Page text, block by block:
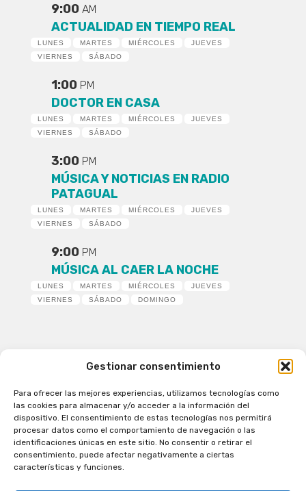
Gestionar consentimiento
Para ofrecer las mejores experiencias, utilizamos tecnologías como
las cookies para almacenar y/o acceder a la información del
dispositivo. El consentimiento de estas tecnologías nos permitirá
procesar datos como el comportamiento de navegación o las
identificaciones únicas en este sitio. No consentir o retirar el
consentimiento, puede afectar negativamente a ciertas
características y funciones.
9:00 AM
ACTUALIDAD EN TIEMPO REAL
LUNES MARTES MIÉRCOLES
JUEVES
VIERNES
SÁBADO
1:00 PM
DOCTOR EN CASA
LUNES MARTES MIÉRCOLES
JUEVES
VIERNES
SÁBADO
3:00 PM
MÚSICA Y NOTICIAS EN RADIO
PATAGUAL
LUNES MARTES MIÉRCOLES
JUEVES
VIERNES
SÁBADO
9:00 PM
MÚSICA AL CAER LA NOCHE
LUNES MARTES MIÉRCOLES
JUEVES
VIERNES
SÁBADO DOMINGO
Patagual Radio Digital 2026 - Todos los derechos
reservados
la Radio de Verdad
Cobertura
Programación
Escríbenos